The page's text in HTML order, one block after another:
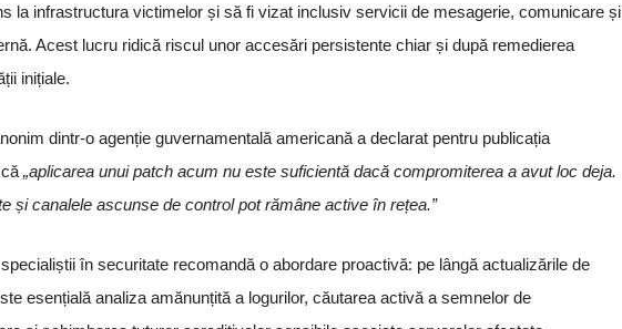
la infrastructura victimelor și să fi vizat inclusiv servicii de mesagerie, comunicare și
Acest lucru ridică riscul unor accesări persistente chiar și după remedierea
inițiale.
dintr-o agenție guvernamentală americană a declarat pentru publicația
„aplicarea unui patch acum nu este suficientă dacă compromiterea a avut loc deja.
și canalele ascunse de control pot rămâne active în rețea.”
în securitate recomandă o abordare proactivă: pe lângă actualizările de
esențială analiza amănunțită a logurilor, căutarea activă a semnelor de